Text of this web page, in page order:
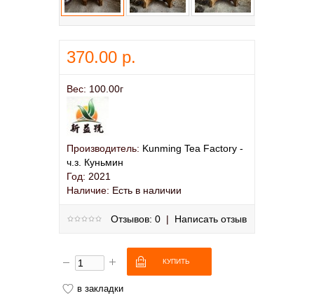
370.00 р.
Вес: 100.00г
Производитель: Kunming Tea Factory -
ч.з. Куньмин
Год: 2021
Наличие: Есть в наличии
Отзывов: 0 | Написать отзыв
в закладки